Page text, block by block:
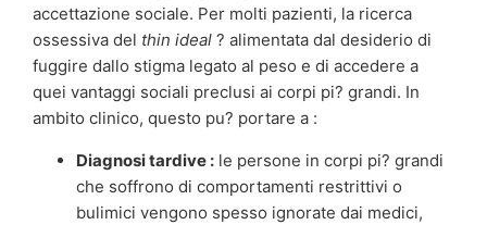
accettazione sociale. Per molti pazienti, la ricerca
ossessiva del thin ideal ? alimentata dal desiderio di
fuggire dallo stigma legato al peso e di accedere a
quei vantaggi sociali preclusi ai corpi pi? grandi. In
ambito clinico, questo pu? portare a :
Diagnosi tardive : le persone in corpi pi? grandi
che soffrono di comportamenti restrittivi o
bulimici vengono spesso ignorate dai medici,